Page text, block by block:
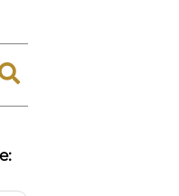
Expand
search